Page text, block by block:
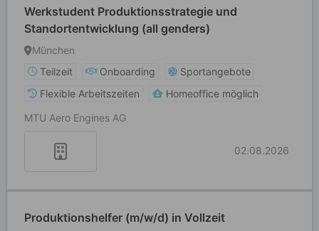
Werkstudent Produktionsstrategie und
Standortentwicklung (all genders)
München
Teilzeit
Onboarding
Sportangebote
Flexible Arbeitszeiten
Homeoffice möglich
MTU Aero Engines AG
02.08.2026
Produktionshelfer (m/w/d) in Vollzeit